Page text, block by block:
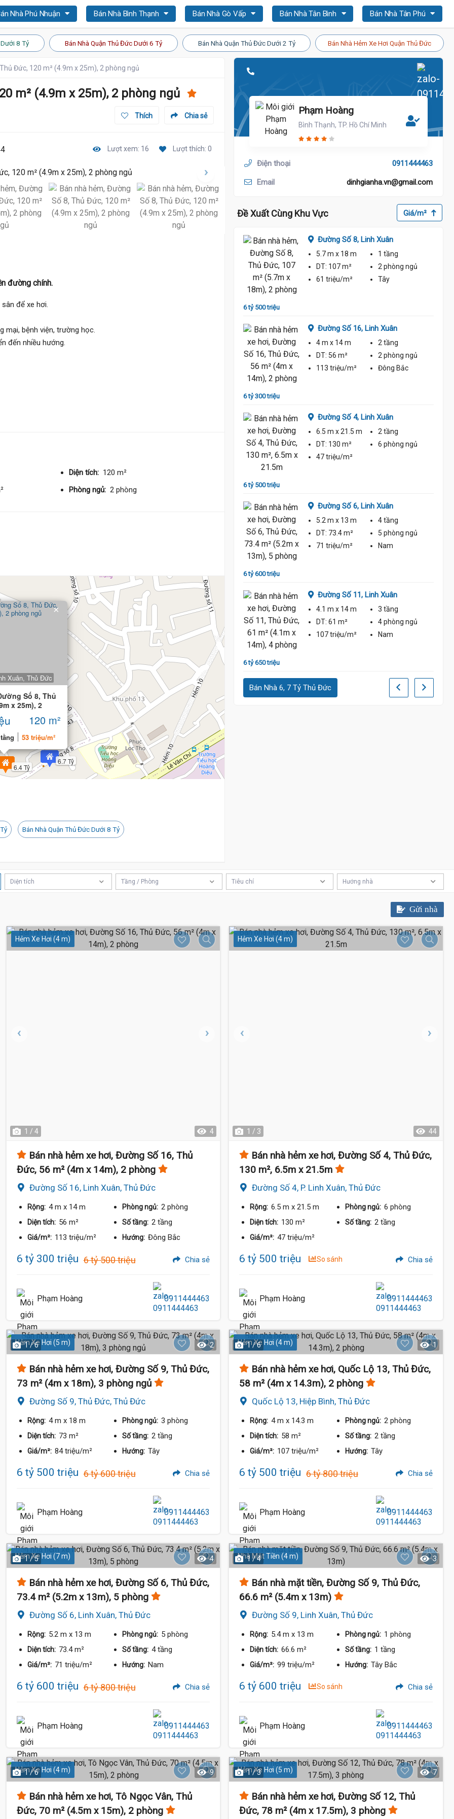
Nhà Phú Nhuận Bán Nhà Bình Thạnh Bán Nhà Gò Vấp Bán Nhà Tân Bình Bán Nhà Tân Phú
8 Tỷ Bán Nhà Quận Thủ Đức Dưới 6 Tỷ Bán Nhà Quận Thủ Đức Dưới 2 Tỷ Bán Nhà Hẻm Xe Hơi Quận Thủ Đức
Đức, 120 m² (4.9m x 25m), 2 phòng ngủ
m² (4.9m x 25m), 2 phòng ngủ
Chia sẻ
Thích
Lượt xem: 16 Lượt thích: 0
đường chính.
để xe hơi.
mại, bệnh viện, trường học.
đến nhiều hướng.
Diện tích: 120 m²
Phòng ngủ: 2 phòng
6.4 Tỷ
6.7 Tỷ
Xuân, Thủ Đức
Số 8, Thủ
x 25m), 2
120 m²
53 triệu/m²
×
Bán Nhà Quận Thủ Đức Dưới 8 Tỷ
Phạm Hoàng
Bình Thạnh, TP. Hồ Chí Minh
Điện thoại 0911444463
Email dinhgianha.vn@gmail.com
Đề Xuất Cùng Khu Vực Giá/m²
7 tỷ 600 triệu
5 tỷ 100 triệu
Đường Số 11, Linh Xuân
3.5 m x 25 m
2 tầng
DT:
4 phòng ngủ
59 triệu/m²
6 tỷ 500 triệu
Đường Số 8, Linh Xuân
5.7 m x 18 m
1 tầng
DT: 107 m² 2 phòng ngủ
61 triệu/m²
Tây
6 tỷ 300 triệu
Đường Số 16, Linh Xuân
4 m x 14 m
2 tầng
DT: 56 m² 2 phòng ngủ
113 triệu/m²
Đông Bắc
6 tỷ 500 triệu
Đường Số 4, Linh Xuân
6.5 m x 21.5 m
2 tầng
DT: 130 m² 6 phòng ngủ
47 triệu/m²
6 tỷ 600 triệu
Đường Số 6, Linh Xuân
5.2 m x 13 m
4 tầng
DT: 73.4 m² 5 phòng ngủ
71 triệu/m²
Nam
6 tỷ 650 triệu
Đường Số 11, Linh Xuân
4.1 m x 14 m
3 tầng
DT: 61 m² 4 phòng ngủ
107 triệu/m²
Nam
Bán Nhà 6, 7 Tỷ Thủ Đức
Diện tích Tầng / Phòng Tiêu chí Hướng nhà
Gửi nhà
Hẻm Xe Hơi (4 m)
1 / 4 4
Bán nhà hẻm xe hơi, Đường Số 16, Thủ
Đức, 56 m² (4m x 14m), 2 phòng
Đường Số 16, Linh Xuân, Thủ Đức
Rộng: 4 m x 14 m Phòng ngủ: 2 phòng
Diện tích: 56 m² Số tầng: 2 tầng
Giá/m²: 113 triệu/m² Hướng: Đông Bắc
6 tỷ 300 triệu 6 tỷ 500 triệu Chia sẻ
Phạm Hoàng 0911444463
Hẻm Xe Hơi (4 m)
1 / 3 44
Bán nhà hẻm xe hơi, Đường Số 4, Thủ Đức,
130 m², 6.5m x 21.5m
Đường Số 4, P. Linh Xuân, Thủ Đức
Rộng: 6.5 m x 21.5 m Phòng ngủ: 6 phòng
Diện tích: 130 m² Số tầng: 2 tầng
Giá/m²: 47 triệu/m²
6 tỷ 500 triệu So sánh Chia sẻ
Phạm Hoàng 0911444463
Hẻm Xe Hơi (5 m)
1 / 6 2
Bán nhà hẻm xe hơi, Đường Số 9, Thủ Đức,
73 m² (4m x 18m), 3 phòng ngủ
Đường Số 9, Thủ Đức, Thủ Đức
Rộng: 4 m x 18 m Phòng ngủ: 3 phòng
Diện tích: 73 m² Số tầng: 2 tầng
Giá/m²: 84 triệu/m² Hướng: Tây
6 tỷ 500 triệu 6 tỷ 600 triệu Chia sẻ
Phạm Hoàng 0911444463
Hẻm Xe Hơi (4 m)
1 / 6 1
Bán nhà hẻm xe hơi, Quốc Lộ 13, Thủ Đức,
58 m² (4m x 14.3m), 2 phòng
Quốc Lộ 13, Hiệp Bình, Thủ Đức
Rộng: 4 m x 14.3 m Phòng ngủ: 2 phòng
Diện tích: 58 m² Số tầng: 2 tầng
Giá/m²: 107 triệu/m² Hướng: Tây
6 tỷ 500 triệu 6 tỷ 800 triệu Chia sẻ
Phạm Hoàng 0911444463
Hẻm Xe Hơi (7 m)
1 / 5 4
Bán nhà hẻm xe hơi, Đường Số 6, Thủ Đức,
73.4 m² (5.2m x 13m), 5 phòng
Đường Số 6, Linh Xuân, Thủ Đức
Rộng: 5.2 m x 13 m Phòng ngủ: 5 phòng
Diện tích: 73.4 m² Số tầng: 4 tầng
Giá/m²: 71 triệu/m² Hướng: Nam
6 tỷ 600 triệu 6 tỷ 800 triệu Chia sẻ
Phạm Hoàng 0911444463
Nhà Mặt Tiền (4 m)
1 / 4 3
Bán nhà mặt tiền, Đường Số 9, Thủ Đức,
66.6 m² (5.4m x 13m)
Đường Số 9, Linh Xuân, Thủ Đức
Rộng: 5.4 m x 13 m Phòng ngủ: 1 phòng
Diện tích: 66.6 m² Số tầng: 1 tầng
Giá/m²: 99 triệu/m² Hướng: Tây Bắc
6 tỷ 600 triệu So sánh Chia sẻ
Phạm Hoàng 0911444463
Hẻm Xe Hơi (4 m)
1 / 6 9
Bán nhà hẻm xe hơi, Tô Ngọc Vân, Thủ
Đức, 70 m² (4.5m x 15m), 2 phòng
Hẻm Xe Hơi (5 m)
1 / 3 7
Bán nhà hẻm xe hơi, Đường Số 12, Thủ
Đức, 78 m² (4m x 17.5m), 3 phòng